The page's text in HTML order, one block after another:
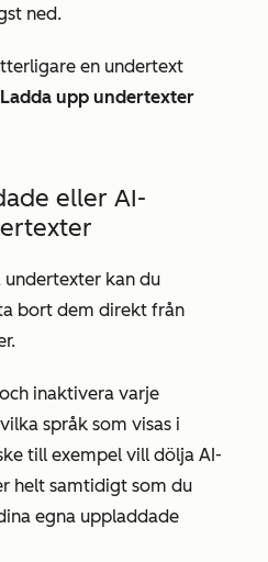
ned.
en undertext
Ladda upp undertexter
eller AI-
kan du
bort dem direkt från
inaktivera varje
språk som visas i
till exempel vill dölja AI-
helt samtidigt som du
egna uppladdade